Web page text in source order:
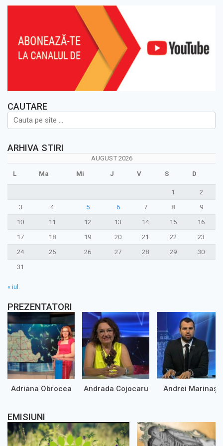
CAUTARE
ARHIVA STIRI
AUGUST 2026
L Ma Mi J V S D
1
2
3
4 5 6 7 8
9
10
11 12 13 14 15
16
17
18 19 20 21 22
23
24
25 26 27 28 29
30
31
« iul.
PREZENTATORI
Adriana Obrocea Andrada Cojocaru Andrei Marinaș
EMISIUNI